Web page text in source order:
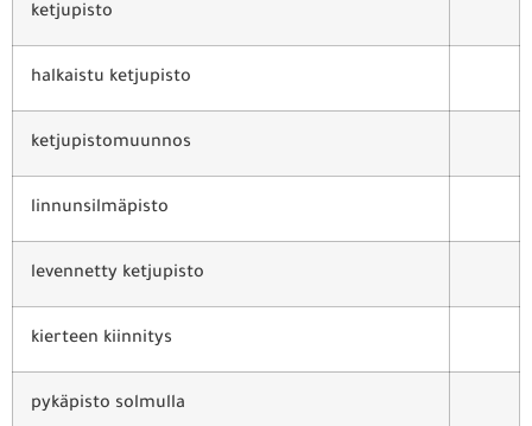
ketjupisto
halkaistu ketjupisto
ketjupistomuunnos
linnunsilmäpisto
levennetty ketjupisto
kierteen kiinnitys
pykäpisto solmulla